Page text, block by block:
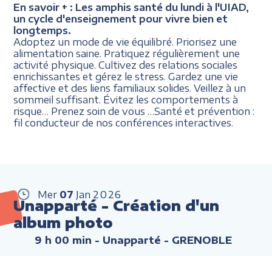
En savoir + : Les amphis santé du lundi à l'UIAD,
un cycle d'enseignement pour vivre bien et
longtemps.
Adoptez un mode de vie équilibré. Priorisez une
alimentation saine. Pratiquez régulièrement une
activité physique. Cultivez des relations sociales
enrichissantes et gérez le stress. Gardez une vie
affective et des liens familiaux solides. Veillez à un
sommeil suffisant. Évitez les comportements à
risque… Prenez soin de vous …Santé et prévention :
fil conducteur de nos conférences interactives.
Mer 07 Jan 2026
Unapparté - Création d'un
album photo
9 h 00 min - Unapparté - GRENOBLE